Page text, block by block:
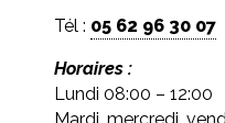
Tél : 05 62 96 30 07
Horaires :
Lundi 08:00 – 12:00